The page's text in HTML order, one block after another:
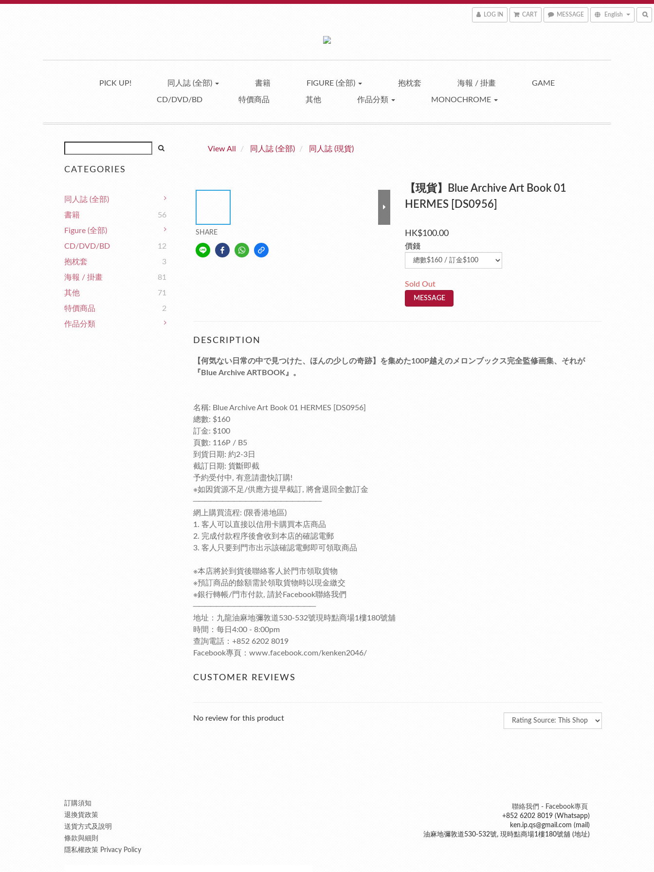
LOG IN CART MESSAGE English
PICK UP! 同人誌 (全部) 書籍 FIGURE (全部) 抱枕套 海報 / 掛畫 GAME
CD/DVD/BD 特價商品 其他 作品分類 MONOCHROME
CATEGORIES
同人誌 (全部)
書籍
56
Figure (全部)
CD/DVD/BD
12
抱枕套
3
海報 / 掛畫
81
其他
71
特價商品
2
作品分類
View All 同人誌 (全部) 同人誌 (現貨)
SHARE
【現貨】Blue Archive Art Book 01
HERMES [DS0956]
HK$100.00
價錢
Sold Out
MESSAGE
DESCRIPTION
【何気ない日常の中で見つけた、ほんの少しの奇跡】を集めた100P越えのメロンブックス完全監修画集、それが
『Blue Archive ARTBOOK』。
名稱: Blue Archive Art Book 01 HERMES [DS0956]
總數: $160
訂金: $100
頁數: 116P / B5
到貨日期: 約2-3日
截訂日期: 貨斷即截
予約受付中, 有意請盡快訂購!
※如因貨源不足/供應方提早截訂, 將會退回全數訂金
──────────────────────
網上購買流程: (限香港地區)
1. 客人可以直接以信用卡購買本店商品
2. 完成付款程序後會收到本店的確認電郵
3. 客人只要到門市出示該確認電郵即可領取商品
※本店將於到貨後聯絡客人於門市領取貨物
※預訂商品的餘額需於領取貨物時以現金繳交
※銀行轉帳/門市付款, 請於Facebook聯絡我們
─────────────────────
地址：九龍油麻地彌敦道530-532號現時點商場1樓180號舖
時間：每日4:00 - 8:00pm
查詢電話：+852 6202 8019
Facebook專頁：www.facebook.com/kenken2046/
CUSTOMER REVIEWS
No review for this product
訂購須知
退換貨政策
送貨方式及說明
條款與細則
隱私權政策 Privacy Policy
聯絡我們 - Facebook專頁
+852 6202 8019 (Whatsapp)
ken.ip.qs@gmail.com (mail)
油麻地彌敦道530-532號, 現時點商場1樓180號舖 (地址)